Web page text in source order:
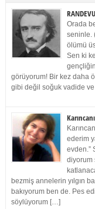
Orada
seninle.
ölümü
Sen ki
görüyorum! Bir kez daha
gibi değil soğuk vadide
ederim
evden.”
diyorum
bezmiş annelerin yılgın
bakıyorum ben de. Pes
söylüyorum […]